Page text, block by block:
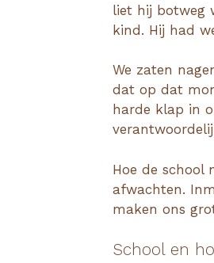
liet hij botweg
kind. Hij had
We zaten
dat op dat
harde klap in
Hoe de school
afwachten.
maken ons
School en